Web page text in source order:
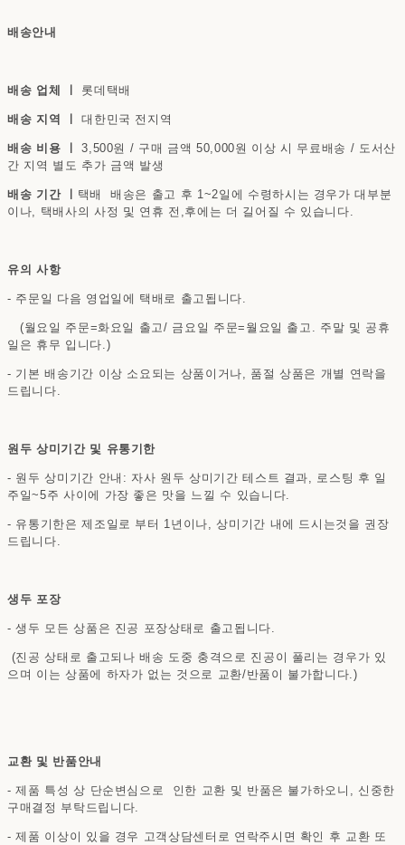
배송안내
배송 업체 ㅣ 롯데택배
배송 지역 ㅣ대한민국 전지역
배송 비용 ㅣ3,500원 / 구매 금액 50,000원 이상 시 무료배송 / 도서산
간 지역 별도 추가 금액 발생
배송 기간 ㅣ 택배 배송은 출고 후 1~2일에 수령하시는 경우가 대부분
이나, 택배사의 사정 및 연휴 전,후에는 더 길어질 수 있습니다.
유의 사항
- 주문일 다음 영업일에 택배로 출고됩니다.
(월요일 주문=화요일 출고/ 금요일 주문=월요일 출고. 주말 및 공휴
일은 휴무 입니다.)
- 기본 배송기간 이상 소요되는 상품이거나, 품절 상품은 개별 연락을
드립니다.
원두 상미기간 및 유통기한
- 원두 상미기간 안내: 자사 원두 상미기간 테스트 결과, 로스팅 후 일
주일~5주 사이에 가장 좋은 맛을 느낄 수 있습니다.
- 유통기한은 제조일로 부터 1년이나, 상미기간 내에 드시는것을 권장
드립니다.
생두 포장
- 생두 모든 상품은 진공 포장상태로 출고됩니다.
(진공 상태로 출고되나 배송 도중 충격으로 진공이 풀리는 경우가 있
으며 이는 상품에 하자가 없는 것으로 교환/반품이 불가합니다.)
교환 및 반품안내
- 제품 특성 상 단순변심으로 인한 교환 및 반품은 불가하오니, 신중한
구매결정 부탁드립니다.
- 제품 이상이 있을 경우 고객상담센터로 연락주시면 확인 후 교환 또